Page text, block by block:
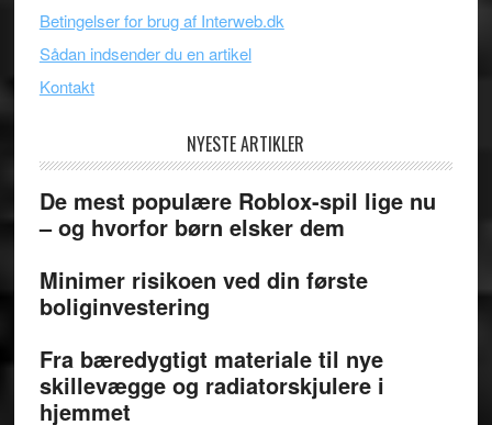
Betingelser for brug af Interweb.dk
Sådan indsender du en artikel
Kontakt
NYESTE ARTIKLER
De mest populære Roblox-spil lige nu
– og hvorfor børn elsker dem
Minimer risikoen ved din første
boliginvestering
Fra bæredygtigt materiale til nye
skillevægge og radiatorskjulere i
hjemmet